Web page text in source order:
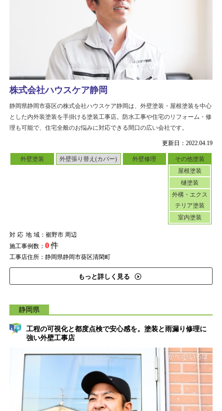
更新日：2022.04.19
外壁塗装 外壁張り替え(カバー) 外壁修理
その他塗装
屋根塗装
樋塗装
外構・エクス
テリア塗装
室内塗装
対応地域：裾野市 周辺
施工事例数： 0件
工事店住所：静岡県静岡市葵区清閑町
もっと詳しく見る
株式会社ハウスケア静岡
静岡県静岡市葵区の株式会社ハウスケア静岡は、外壁塗装・屋根塗装を中心
とした内外装塗装を手掛ける塗装工事店。防水工事や住宅のリフォーム・修
理も可能で、住宅全般のお悩みに対応できる間口の広い会社です。
静岡県
工程の可視化と都度点検で安心感を。塗装と雨漏り修理に
強い外壁工事店